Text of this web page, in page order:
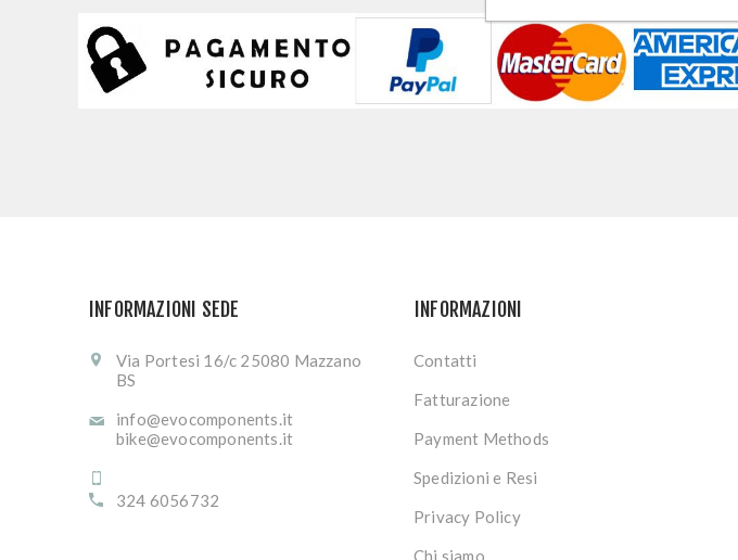
INFORMAZIONI SEDE
Via Portesi 16/c 25080 Mazzano
BS
info@evocomponents.it
bike@evocomponents.it
324 6056732
INFORMAZIONI
Contatti
Fatturazione
Payment Methods
Spedizioni e Resi
Privacy Policy
Chi siamo